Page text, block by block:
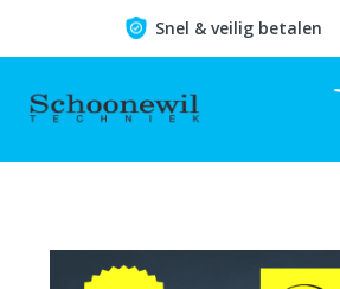
Snel & veilig betalen